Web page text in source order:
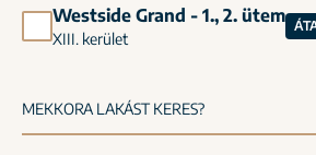
Westside Grand - 1., 2. ütem
XIII. kerület